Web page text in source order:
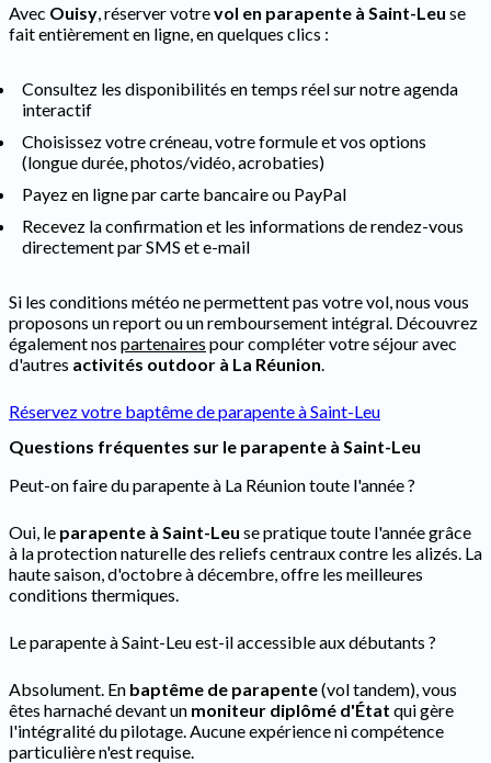
Avec Ouisy , réserver votrevol en parapente à Saint-Leu se
fait entièrement en ligne, en quelques clics :
Consultez les disponibilités en temps réel sur notre agenda
interactif
Choisissez votre créneau, votre formule et vos options
(longue durée, photos/vidéo, acrobaties)
Payez en ligne par carte bancaire ou PayPal
Recevez la confirmation et les informations de rendez-vous
directement par SMS et e-mail
Si les conditions météo ne permettent pas votre vol, nous vous
proposons un report ou un remboursement intégral. Découvrez
également nos partenaires pour compléter votre séjour avec
d'autres activités outdoor à La Réunion
Réservez votre baptême de parapente à Saint-Leu
Questions fréquentes sur le parapente à Saint-Leu
Peut-on faire du parapente à La Réunion toute l'année ?
Oui, le parapente à Saint-Leu se pratique toute l'année grâce
à la protection naturelle des reliefs centraux contre les alizés. La
haute saison, d'octobre à décembre, offre les meilleures
conditions thermiques.
Le parapente à Saint-Leu est-il accessible aux débutants ?
Absolument. En baptême de parapente(vol tandem), vous
êtes harnaché devant un moniteur diplômé d'État qui gère
l'intégralité du pilotage. Aucune expérience ni compétence
particulière n'est requise.